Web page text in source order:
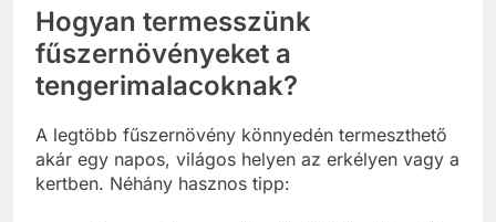
Hogyan termesszünk
fűszernövényeket a
tengerimalacoknak?
A legtöbb fűszernövény könnyedén termeszthető
akár egy napos, világos helyen az erkélyen vagy a
kertben. Néhány hasznos tipp: